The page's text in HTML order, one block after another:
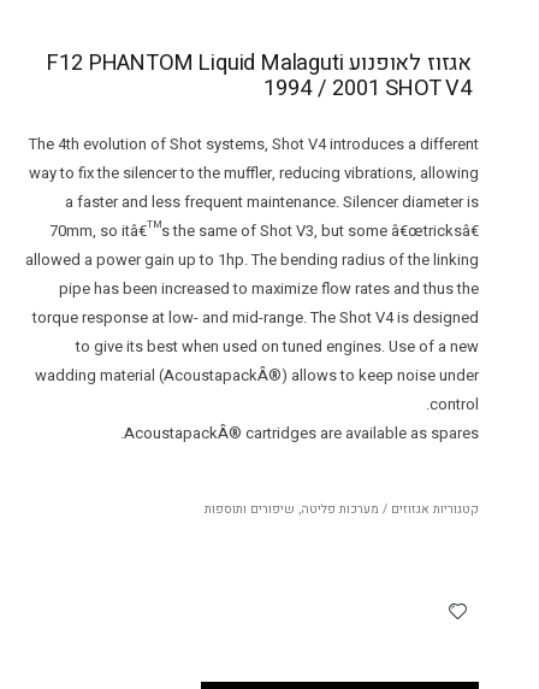
אגזוז לאופנוע F12 PHANTOM Liquid Malaguti
1994 / 2001 SHOT V4
The 4th evolution of Shot systems, Shot V4 introduces a different
way to fix the silencer to the muffler, reducing vibrations, allowing
a faster and less frequent maintenance. Silencer diameter is
70mm, so itâ€™s the same of Shot V3, but some â€œtricksâ€
allowed a power gain up to 1hp. The bending radius of the linking
pipe has been increased to maximize flow rates and thus the
torque response at low- and mid-range. The Shot V4 is designed
to give its best when used on tuned engines. Use of a new
wadding material (AcoustapackÂ®) allows to keep noise under
control.
AcoustapackÂ® cartridges are available as spares.
קטגוריות אגזוזים / מערכות פליטה, שיפורים ותוספות